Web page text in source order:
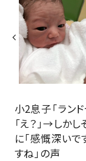
小2息子「ラン
「え？」→しか
に「感慨深いで
すね」の声